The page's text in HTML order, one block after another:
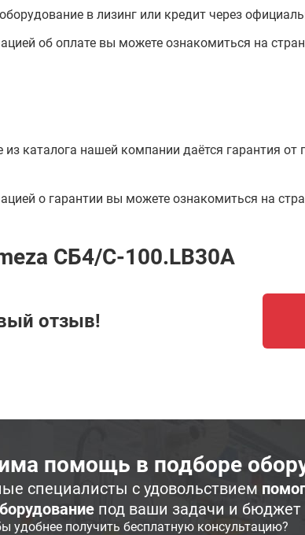
в лизинг или кредит через
об оплате вы можете ознакомиться на
из каталога нашей компании даётся гарантия
о гарантии вы можете ознакомиться на
СБ4/С-100.LB30A
отзыв!
помощь в подборе
специалисты с удовольствием
под ваши задачи и бюджет
удобнее получить бесплатную консультацию?